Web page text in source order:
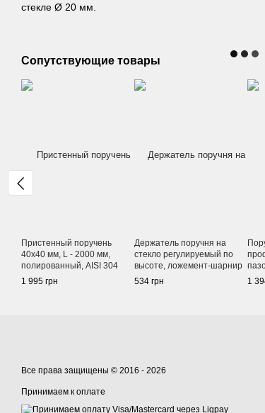
стекле Ø 20 мм.
Сопутствующие товары
Пристенный поручень
40х40 мм, L - 2000 мм,
полированный, AISI 304
1 995 грн
Держатель поручня на
стекло регулируемый по
высоте, ложемент-шарнир
под Ø 42,4 мм/50,8 мм,
сатинированный, AISI 304
534 грн 1
Все права защищены © 2016 - 2026
Принимаем к оплате